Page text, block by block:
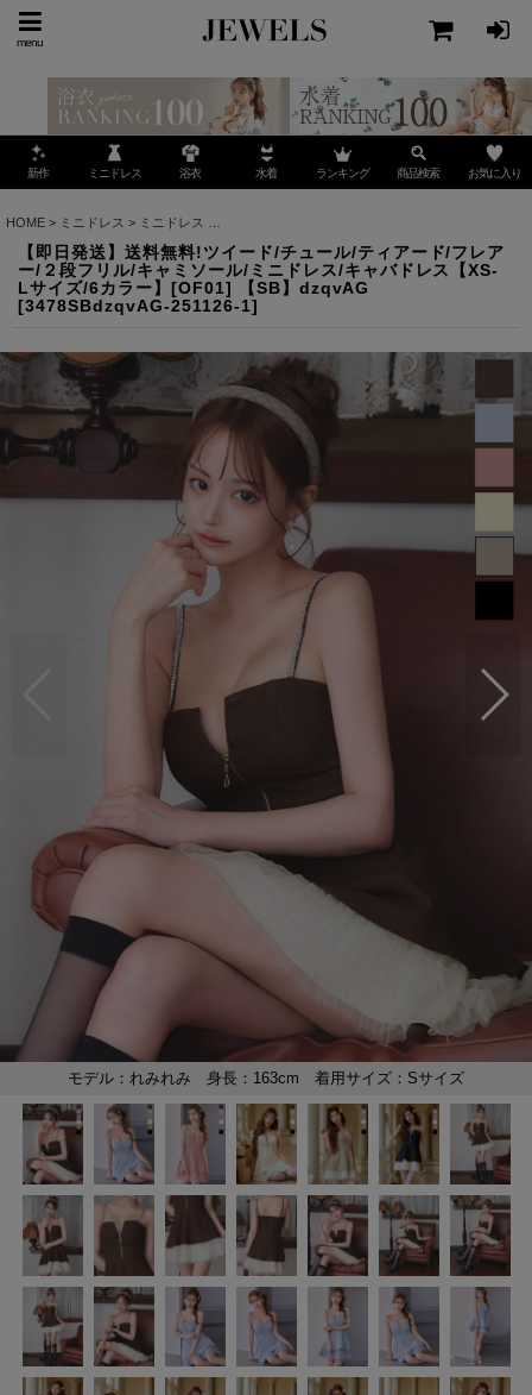
menu
新作 ミニドレス 浴衣 水着 ランキング 商品検索 お気に入り
HOME > ミニドレス > ミニドレス
【即日発送】送料無料!ツイード/チュール/ティアード/フレア
ー/２段フリル/キャミソール/ミニドレス/キャバドレス【XS-
Lサイズ/6カラー】[OF01] 【SB】dzqvAG
[3478SBdzqvAG-251126-1]